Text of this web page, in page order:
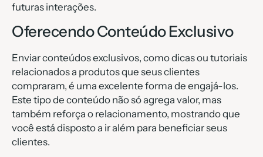
futuras interações.
Oferecendo Conteúdo Exclusivo
Enviar conteúdos exclusivos, como dicas ou tutoriais
relacionados a produtos que seus clientes
compraram, é uma excelente forma de engajá-los.
Este tipo de conteúdo não só agrega valor, mas
também reforça o relacionamento, mostrando que
você está disposto a ir além para beneficiar seus
clientes.